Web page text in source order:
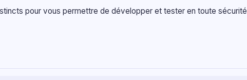
pour vous permettre de développer et tester en toute sécurité